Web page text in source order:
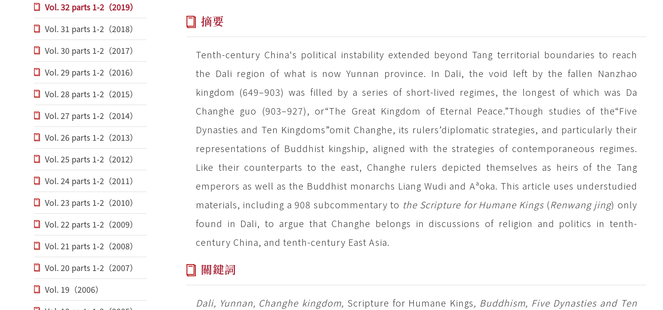
Vol. 32 parts 1-2（2019）
Vol. 31 parts 1-2（2018）
Vol. 30 parts 1-2（2017）
Vol. 29 parts 1-2（2016）
Vol. 28 parts 1-2（2015）
Vol. 27 parts 1-2（2014）
Vol. 26 parts 1-2（2013）
Vol. 25 parts 1-2（2012）
Vol. 24 parts 1-2（2011）
Vol. 23 parts 1-2（2010）
Vol. 22 parts 1-2（2009）
Vol. 21 parts 1-2（2008）
Vol. 20 parts 1-2（2007）
Vol. 19（2006）
摘要
Tenth-century China's political instability extended beyond Tang territorial boundaries to reach
the Dali region of what is now Yunnan province. In Dali, the void left by the fallen Nanzhao
kingdom (649–903) was filled by a series of short-lived regimes, the longest of which was Da
Changhe guo (903–927), or“The Great Kingdom of Eternal Peace.”Though studies of the“Five
Dynasties and Ten Kingdoms”omit Changhe, its rulers’diplomatic strategies, and particularly their
representations of Buddhist kingship, aligned with the strategies of contemporaneous regimes.
Like their counterparts to the east, Changhe rulers depicted themselves as heirs of the Tang
emperors as well as the Buddhist monarchs Liang Wudi and Aªoka. This article uses understudied
materials, including a 908 subcommentary to the Scripture for Humane Kings (Renwang jing) only
found in Dali, to argue that Changhe belongs in discussions of religion and politics in tenth-
century China, and tenth-century East Asia.
關鍵詞
Dali, Yunnan, Changhe kingdom, Scripture for Humane Kings, Buddhism, Five Dynasties and Ten